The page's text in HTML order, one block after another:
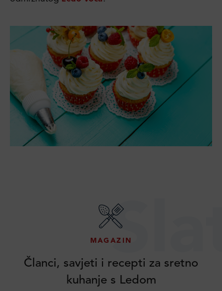
MAGAZIN
Članci, savjeti i recepti za sretno
kuhanje s Ledom